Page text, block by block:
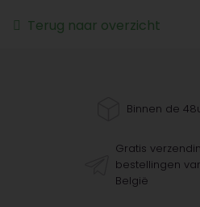
Terug naar overzicht
Binnen de
Gratis
bestellingen
België